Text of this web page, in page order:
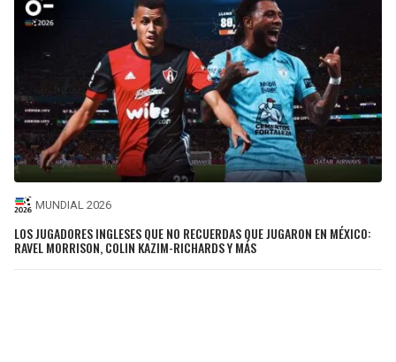
MUNDIAL 2026
LOS JUGADORES INGLESES QUE NO RECUERDAS QUE JUGARON EN MÉXICO:
RAVEL MORRISON, COLIN KAZIM-RICHARDS Y MÁS